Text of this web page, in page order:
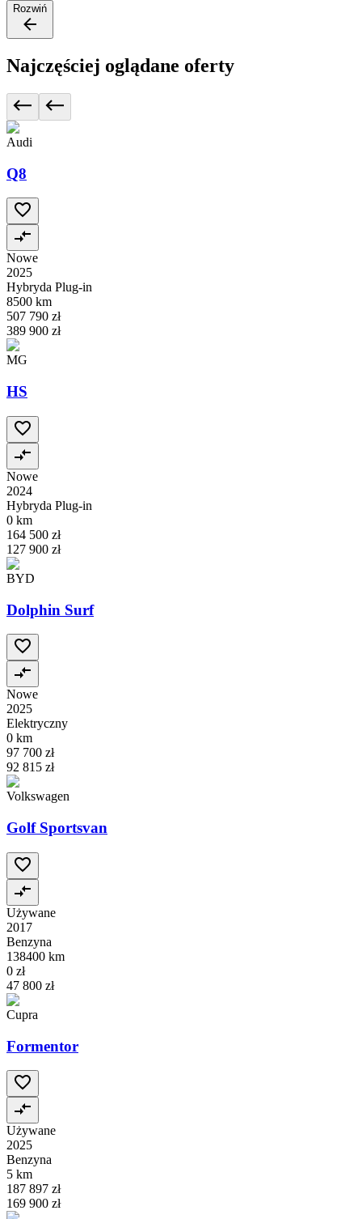
Rozwiń
Najczęściej oglądane oferty
Audi
Q8
Nowe
2025
Hybryda Plug-in
8500 km
507 790 zł
389 900 zł
MG
HS
Nowe
2024
Hybryda Plug-in
0 km
164 500 zł
127 900 zł
BYD
Dolphin Surf
Nowe
2025
Elektryczny
0 km
97 700 zł
92 815 zł
Volkswagen
Golf Sportsvan
Używane
2017
Benzyna
138400 km
0 zł
47 800 zł
Cupra
Formentor
Używane
2025
Benzyna
5 km
187 897 zł
169 900 zł